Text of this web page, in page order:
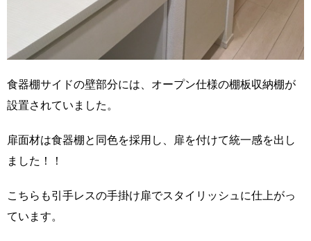
食器棚サイドの壁部分には、オープン仕様の棚板収納棚が
設置されていました。
扉面材は食器棚と同色を採用し、扉を付けて統一感を出し
ました！！
こちらも引手レスの手掛け扉でスタイリッシュに仕上がっ
ています。